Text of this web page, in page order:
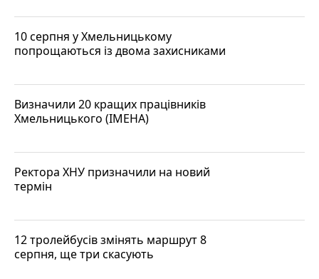
10 серпня у Хмельницькому
попрощаються із двома захисниками
Визначили 20 кращих працівників
Хмельницького (ІМЕНА)
Ректора ХНУ призначили на новий
термін
12 тролейбусів змінять маршрут 8
серпня, ще три скасують